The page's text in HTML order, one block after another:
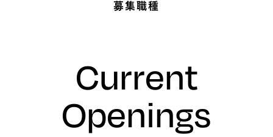
募集職種
Current
Openings